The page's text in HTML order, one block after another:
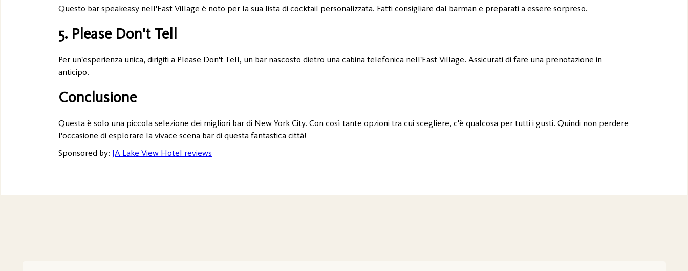
Questo bar speakeasy nell'East Village è noto per la sua lista di cocktail personalizzata. Fatti consigliare dal barman e preparati a essere sorpreso.
5. Please Don't Tell
Per un'esperienza unica, dirigiti a Please Don't Tell, un bar nascosto dietro una cabina telefonica nell'East Village. Assicurati di fare una prenotazione in
anticipo.
Conclusione
Questa è solo una piccola selezione dei migliori bar di New York City. Con così tante opzioni tra cui scegliere, c'è qualcosa per tutti i gusti. Quindi non perdere
l'occasione di esplorare la vivace scena bar di questa fantastica città!
Sponsored by: JA Lake View Hotel reviews